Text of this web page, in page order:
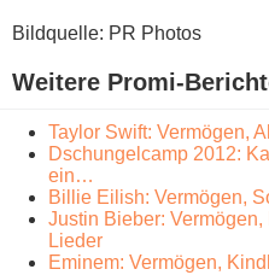
Bildquelle: PR Photos
Weitere Promi-
Taylor Swift: Vermögen,
Dschungelcamp 2012:
ein…
Billie Eilish: Vermögen,
Justin Bieber:
Lieder
Eminem: Vermögen,